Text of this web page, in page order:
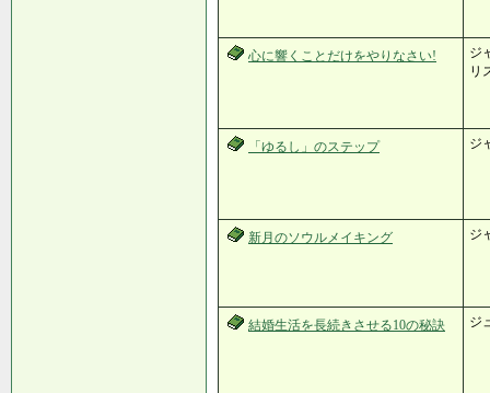
心に響くことだけをやりなさい!
ジ
リ
「ゆるし」のステップ ジ
新月のソウルメイキング ジ
結婚生活を長続きさせる10の秘訣 ジ